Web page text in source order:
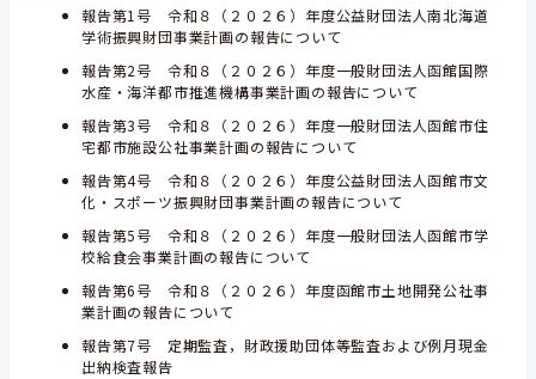
報告第1号 令和８（２０２６）年度公益財団法人南北海道
学術振興財団事業計画の報告について
報告第2号 令和８（２０２６）年度一般財団法人函館国際
水産・海洋都市推進機構事業計画の報告について
報告第3号 令和８（２０２６）年度一般財団法人函館市住
宅都市施設公社事業計画の報告について
報告第4号 令和８（２０２６）年度公益財団法人函館市文
化・スポーツ振興財団事業計画の報告について
報告第5号 令和８（２０２６）年度一般財団法人函館市学
校給食会事業計画の報告について
報告第6号 令和８（２０２６）年度函館市土地開発公社事
業計画の報告について
報告第7号 定期監査，財政援助団体等監査および例月現金
出納検査報告